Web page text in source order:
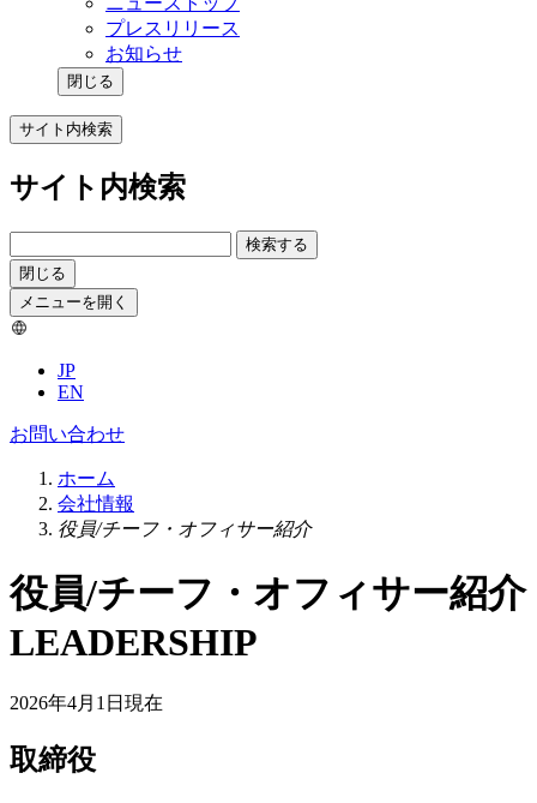
プレスリリース
お知らせ
閉じる
サイト内検索
サイト内検索
検索する
閉じる
メニューを開く
JP
EN
お問い合わせ
ホーム
会社情報
役員/チーフ・オフィサー紹介
役員/チーフ・オフィサー紹介
LEADERSHIP
2026年4月1日現在
取締役